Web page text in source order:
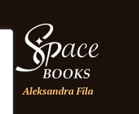
Aleksandra Fila